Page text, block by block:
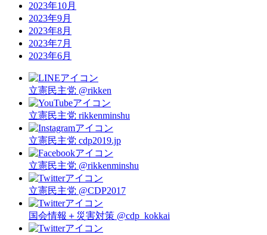
2023年10月
2023年9月
2023年8月
2023年7月
2023年6月
立憲民主党 @rikken
立憲民主党 rikkenminshu
立憲民主党 cdp2019.jp
立憲民主党 @rikkenminshu
立憲民主党 @CDP2017
国会情報＋災害対策 @cdp_kokkai